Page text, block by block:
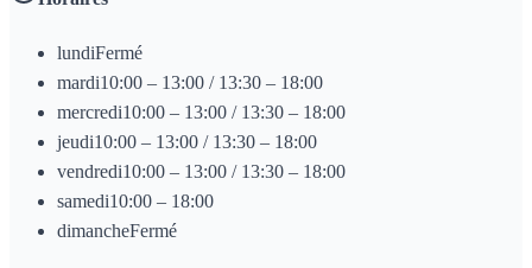
lundiFermé
mardi10:00 – 13:00 / 13:30 – 18:00
mercredi10:00 – 13:00 / 13:30 – 18:00
jeudi10:00 – 13:00 / 13:30 – 18:00
vendredi10:00 – 13:00 / 13:30 – 18:00
samedi10:00 – 18:00
dimancheFermé